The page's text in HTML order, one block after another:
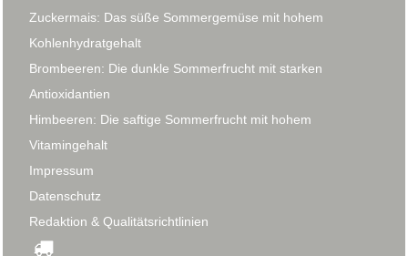
Zuckermais: Das süße Sommergemüse mit hohem
Kohlenhydratgehalt
Brombeeren: Die dunkle Sommerfrucht mit starken
Antioxidantien
Himbeeren: Die saftige Sommerfrucht mit hohem
Vitamingehalt
Impressum
Datenschutz
Redaktion & Qualitätsrichtlinien